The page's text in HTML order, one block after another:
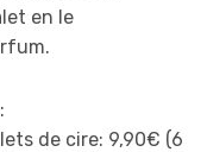
en le
de cire: 9,90€ (6